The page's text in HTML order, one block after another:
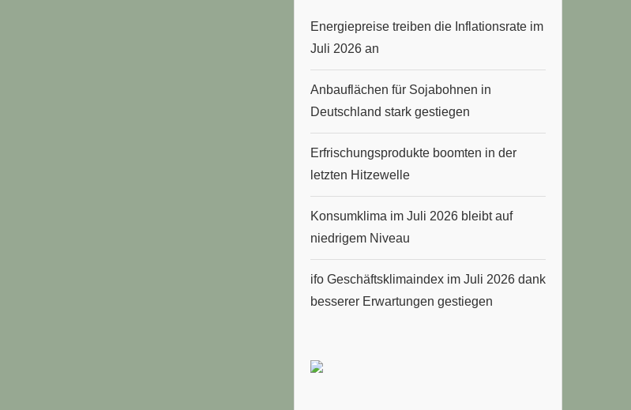
Energiepreise treiben die Inflationsrate im
Juli 2026 an
Anbauflächen für Sojabohnen in
Deutschland stark gestiegen
Erfrischungsprodukte boomten in der
letzten Hitzewelle
Konsumklima im Juli 2026 bleibt auf
niedrigem Niveau
ifo Geschäftsklimaindex im Juli 2026 dank
besserer Erwartungen gestiegen